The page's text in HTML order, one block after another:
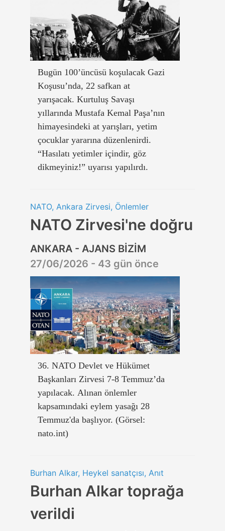
Bugün 100’üncüsü koşulacak Gazi
Koşusu’nda, 22 safkan at
yarışacak. Kurtuluş Savaşı
yıllarında Mustafa Kemal Paşa’nın
himayesindeki at yarışları, yetim
çocuklar yararına düzenlenirdi.
“Hasılatı yetimler içindir, göz
dikmeyiniz!” uyarısı yapılırdı.
NATO, Ankara Zirvesi, Önlemler
NATO Zirvesi'ne doğru
ANKARA - AJANS BİZİM
27/06/2026 - 43 gün önce
36. NATO Devlet ve Hükümet
Başkanları Zirvesi 7-8 Temmuz’da
yapılacak. Alınan önlemler
kapsamındaki eylem yasağı 28
Temmuz'da başlıyor. (Görsel:
nato.int)
Burhan Alkar, Heykel sanatçısı, Anıt
Burhan Alkar toprağa
verildi